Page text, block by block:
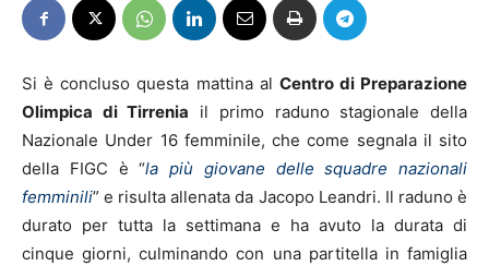
Si è concluso questa mattina al Centro di Preparazione
Olimpica di Tirrenia il primo raduno stagionale della
Nazionale Under 16 femminile, che come segnala il sito
della FIGC è “la più giovane delle squadre nazionali
femminili” e risulta allenata da Jacopo Leandri. Il raduno è
durato per tutta la settimana e ha avuto la durata di
cinque giorni, culminando con una partitella in famiglia